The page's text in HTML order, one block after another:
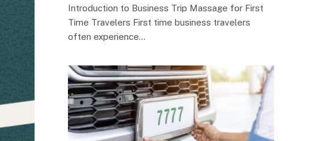
Introduction to Business Trip Massage for First
Time Travelers First time business travelers
often experience…